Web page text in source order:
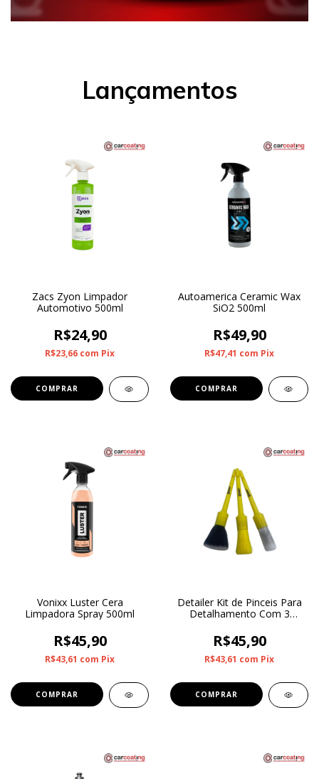
Lançamentos
Zacs Zyon Limpador
Automotivo 500ml
R$24,90
R$23,66 com Pix
Autoamerica Ceramic Wax
SiO2 500ml
R$49,90
R$47,41 com Pix
Vonixx Luster Cera
Limpadora Spray 500ml
R$45,90
R$43,61 com Pix
Detailer Kit de Pinceis Para
Detalhamento Com 3
R$45,90
R$43,61 com Pix